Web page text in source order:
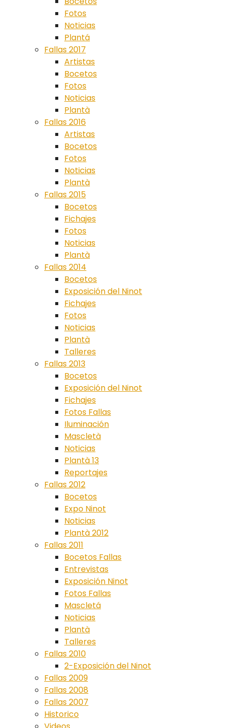
Fotos
Noticias
Plantá
Fallas 2017
Artistas
Bocetos
Fotos
Noticias
Plantà
Fallas 2016
Artistas
Bocetos
Fotos
Noticias
Plantà
Fallas 2015
Bocetos
Fichajes
Fotos
Noticias
Plantà
Fallas 2014
Bocetos
Exposición del Ninot
Fichajes
Fotos
Noticias
Plantà
Talleres
Fallas 2013
Bocetos
Exposición del Ninot
Fichajes
Fotos Fallas
Iluminación
Mascletà
Noticias
Plantà 13
Reportajes
Fallas 2012
Bocetos
Expo Ninot
Noticias
Plantà 2012
Fallas 2011
Bocetos Fallas
Entrevistas
Exposición Ninot
Fotos Fallas
Mascletá
Noticias
Plantà
Talleres
Fallas 2010
2-Exposición del Ninot
Fallas 2009
Fallas 2008
Fallas 2007
Historico